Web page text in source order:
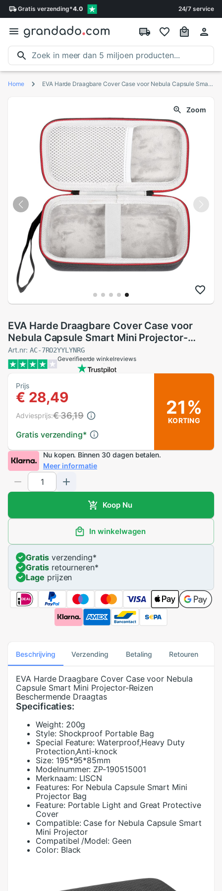
Gratis verzending*4.0 24/7 service
Home EVA Harde Draagbare Cover Case voor Nebula Capsule Smart Mini Projector-Reizen Beschermende Draagtas
Zoom
EVA Harde Draagbare Cover Case voor
Nebula Capsule Smart Mini Projector-
Reizen Beschermende Draagtas
Art.nr: AC-7RO2YYLYNRG
Geverifieerde winkelreviews
Prijs
€ 28,49
Gratis verzending*
Adviesprijs:€ 36,19 21%
KORTING
Nu kopen. Binnen 30 dagen betalen.
Meer informatie
Koop Nu
In winkelwagen
Gratisverzending*
Gratisretourneren*
Lage prijzen
Beschrijving Verzending Betaling Retouren
EVA Harde Draagbare Cover Case voor Nebula
Capsule Smart Mini Projector-Reizen
Beschermende Draagtas
Specificaties:
Weight: 200g
Style: Shockproof Portable Bag
Special Feature: Waterproof,Heavy Duty
Protection,Anti-knock
Size: 195*95*85mm
Modelnummer: ZP-190515001
Merknaam: LISCN
Features: For Nebula Capsule Smart Mini
Projector Bag
Feature: Portable Light and Great Protective
Cover
Compatible: Case for Nebula Capsule Smart
Mini Projector
Compatibel /Model: Geen
Color: Black